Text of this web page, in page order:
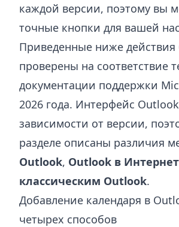
каждой версии, поэтому вы
точные кнопки для вашей
Приведенные ниже
проверены на соответствие
документации поддержки
2026 года. Интерфейс
зависимости от версии,
разделе описаны различия
Outlook, Outlook в
классическим Outlook.
Добавление календаря в
четырех способов